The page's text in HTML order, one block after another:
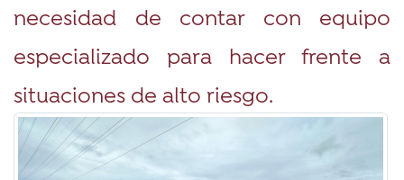
necesidad de contar con equipo
especializado para hacer frente a
situaciones de alto riesgo.